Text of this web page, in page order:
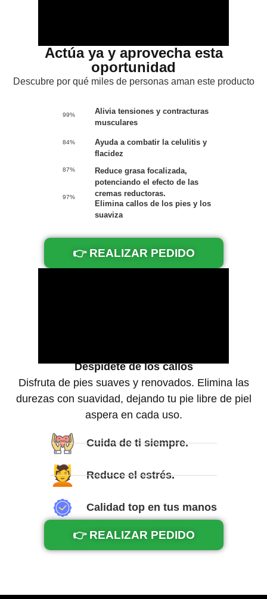
Actúa ya y aprovecha esta
oportunidad
Descubre por qué miles de personas aman este producto
99%
84%
87%
97%
Alivia tensiones y contracturas
musculares
Ayuda a combatir la celulitis y
flacidez
Reduce grasa focalizada,
potenciando el efecto de las
cremas reductoras.
Elimina callos de los pies y los
suaviza
👉 REALIZAR PEDIDO
Despídete de los callos
Disfruta de pies suaves y renovados. Elimina las
durezas con suavidad, dejando tu pie libre de piel
aspera en cada uso.
Cuida de ti siempre.
Reduce el estrés.
Calidad top en tus manos
👉 REALIZAR PEDIDO